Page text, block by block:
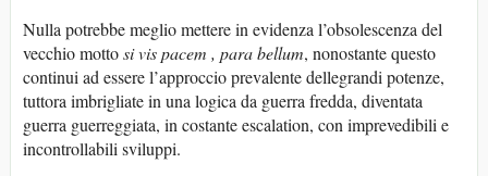
Nulla potrebbe meglio mettere in evidenza l’obsolescenza del
vecchio mottosivispacem , parabellum, nonostante questo
continui ad essere l’approccio prevalente dellegrandi potenze,
tuttora imbrigliate in una logica da guerra fredda, diventata
guerra guerreggiata, in costante escalation, con imprevedibili e
incontrollabili sviluppi.